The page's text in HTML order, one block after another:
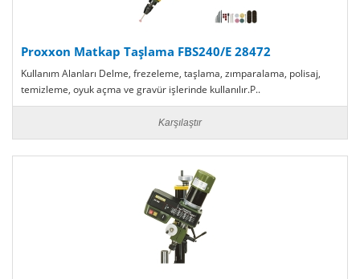
Proxxon Matkap Taşlama FBS240/E 28472
Kullanım Alanları Delme, frezeleme, taşlama, zımparalama, polisaj,
temizleme, oyuk açma ve gravür işlerinde kullanılır.P..
Karşılaştır